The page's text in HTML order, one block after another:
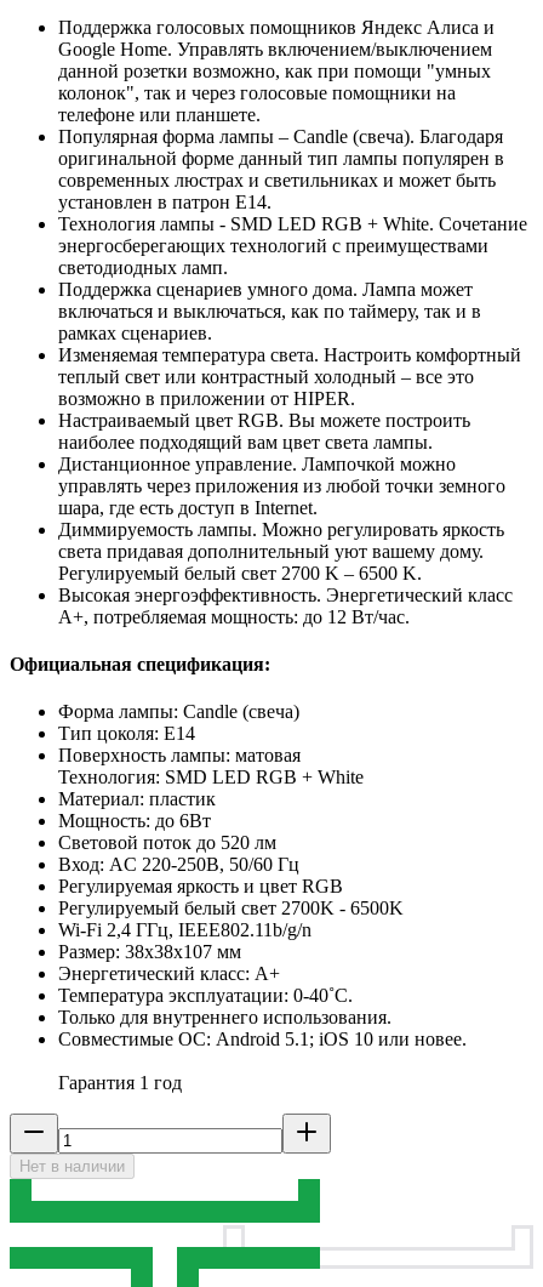
Поддержка голосовых помощников Яндекс Алиса и
Google Home. Управлять включением/выключением
данной розетки возможно, как при помощи "умных
колонок", так и через голосовые помощники на
телефоне или планшете.
Популярная форма лампы – Candle (свеча). Благодаря
оригинальной форме данный тип лампы популярен в
современных люстрах и светильниках и может быть
установлен в патрон E14.
Технология лампы - SMD LED RGB + White. Сочетание
энергосберегающих технологий с преимуществами
светодиодных ламп.
Поддержка сценариев умного дома. Лампа может
включаться и выключаться, как по таймеру, так и в
рамках сценариев.
Изменяемая температура света. Настроить комфортный
теплый свет или контрастный холодный – все это
возможно в приложении от HIPER.
Настраиваемый цвет RGB. Вы можете построить
наиболее подходящий вам цвет света лампы.
Дистанционное управление. Лампочкой можно
управлять через приложения из любой точки земного
шара, где есть доступ в Internet.
Диммируемость лампы. Можно регулировать яркость
света придавая дополнительный уют вашему дому.
Регулируемый белый свет 2700 K – 6500 K.
Высокая энергоэффективность. Энергетический класс
A+, потребляемая мощность: до 12 Вт/час.
Официальная спецификация:
Форма лампы: Candle (свеча)
Тип цоколя: E14
Поверхность лампы: матовая
Технология: SMD LED RGB + White
Материал: пластик
Мощность: до 6Вт
Световой поток до 520 лм
Вход: AC 220-250В, 50/60 Гц
Регулируемая яркость и цвет RGB
Регулируемый белый свет 2700K - 6500K
Wi-Fi 2,4 ГГц, IEEE802.11b/g/n
Размер: 38x38x107 мм
Энергетический класс: A+
Температура эксплуатации: 0-40˚С.
Только для внутреннего использования.
Совместимые ОС: Android 5.1; iOS 10 или новее.
Гарантия 1 год
Нет в наличии